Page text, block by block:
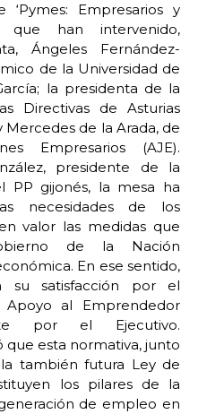
Empresarios y
que han intervenido,
Ángeles Fernández-
de la Universidad de
la presidenta de la
Directivas de Asturias
Mercedes de la Arada, de
Empresarios (AJE).
presidente de la
PP gijonés, la mesa ha
necesidades de los
valor las medidas que
de la Nación
En ese sentido,
su satisfacción por el
al Emprendedor
por el Ejecutivo.
que esta normativa, junto
también futura Ley de
los pilares de la
de empleo en